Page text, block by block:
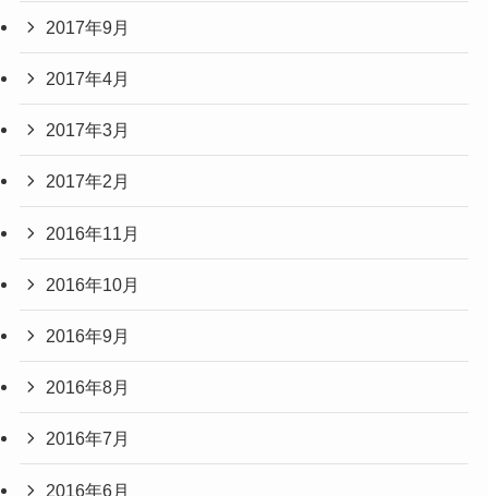
2017年9月
2017年4月
2017年3月
2017年2月
2016年11月
2016年10月
2016年9月
2016年8月
2016年7月
2016年6月